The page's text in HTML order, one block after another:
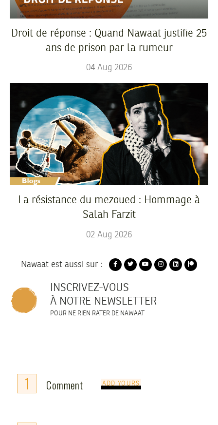
Droit de réponse : Quand Nawaat justifie 25
ans de prison par la rumeur
04 Aug 2026
La résistance du mezoued : Hommage à
Salah Farzit
02 Aug 2026
Nawaat est aussi sur :
INSCRIVEZ-VOUS
À NOTRE NEWSLETTER
POUR NE RIEN RATER DE NAWAAT
1 Comment ADD YOURS